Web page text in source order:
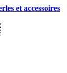
et accessoires